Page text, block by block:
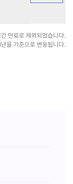
만료로 제외되었습니다.
을 기준으로 변동됩니다.